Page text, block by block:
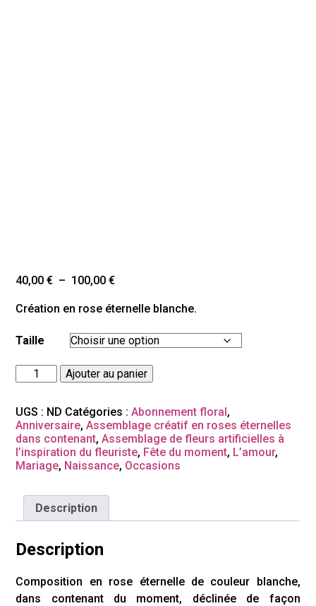
40,00€ – 100,00€Plage
prix :
40,00 €
à
100,00 €
Création en rose éternelle blanche.
Taille
quantité
de
Ajouter au panier
UGS : ND Catégories :Abonnement floral,
Anniversaire,Assemblage créatif en roses éternelles
dans contenant,Assemblage de fleurs artificielles à
l’inspiration du fleuriste, Fête du moment, L’amour,
Mariage, Naissance, Occasions
Description
Description
Composition en rose éternelle de couleur blanche,
dans contenant du moment, déclinée de façon